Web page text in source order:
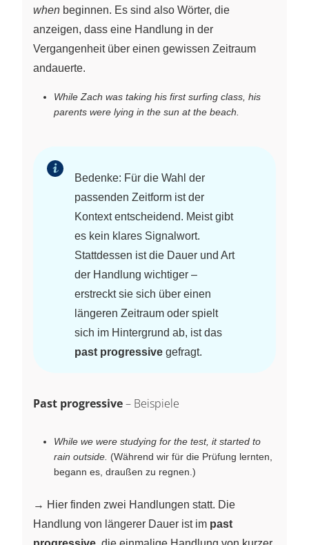
when beginnen. Es sind also Wörter, die
anzeigen, dass eine Handlung in der
Vergangenheit über einen gewissen Zeitraum
andauerte.
While Zach was taking his first surfing class, his
parents were lying in the sun at the beach.
Bedenke: Für die Wahl der
passenden Zeitform ist der
Kontext entscheidend. Meist gibt
es kein klares Signalwort.
Stattdessen ist die Dauer und Art
der Handlung wichtiger –
erstreckt sie sich über einen
längeren Zeitraum oder spielt
sich im Hintergrund ab, ist das
past progressive gefragt.
Past progressive– Beispiele
While we were studying for the test, it started to
rain outside. (Während wir für die Prüfung lernten,
begann es, draußen zu regnen.)
→ Hier finden zwei Handlungen statt. Die
Handlung von längerer Dauer ist im past